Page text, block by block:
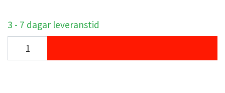
3 - 7 dagar leveranstid